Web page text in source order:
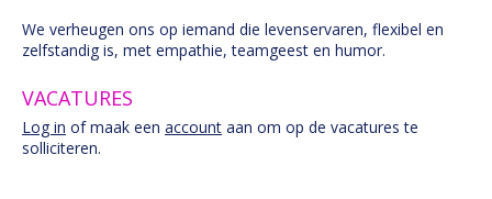
We verheugen ons op iemand die levenservaren, flexibel en
zelfstandig is, met empathie, teamgeest en humor.
VACATURES
Log in of maak een account aan om op de vacatures te
solliciteren.